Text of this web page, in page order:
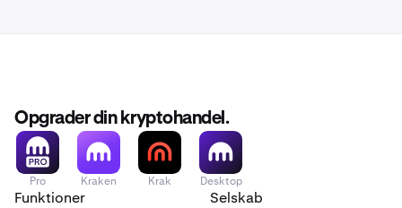
Opgrader din kryptohandel.
Pro Kraken Krak Desktop
Funktioner Selskab